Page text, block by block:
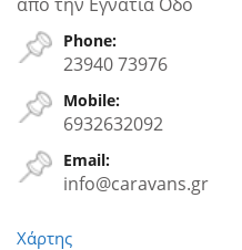
Phone:
23940 73976
Mobile:
6932632092
Email:
info@caravans.gr
Χάρτης